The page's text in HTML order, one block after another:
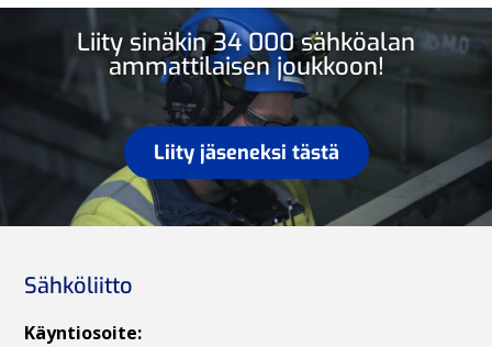
Liity sinäkin 34 000 sähköalan
ammattilaisen joukkoon!
Liity jäseneksi tästä
Sähköliitto
Käyntiosoite: